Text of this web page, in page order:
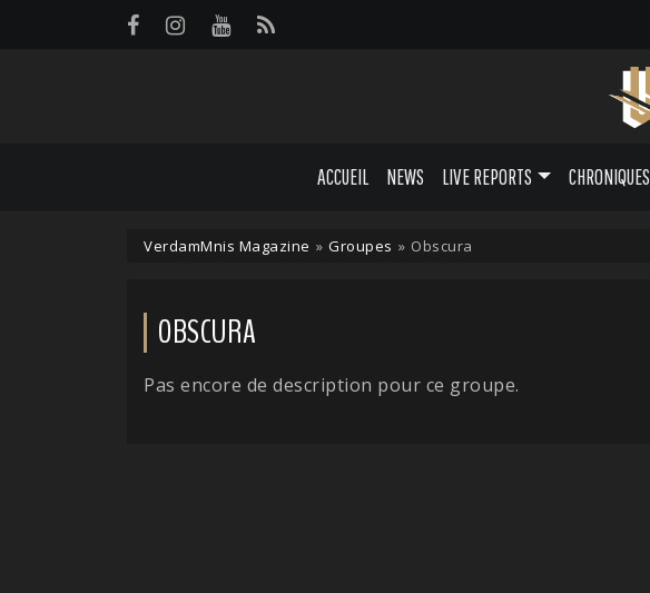
ACCUEIL NEWS LIVE REPORTS CHRONIQUES
VerdamMnis Magazine » Groupes » Obscura
OBSCURA
Pas encore de description pour ce groupe.
Panneau de gestion des cookies